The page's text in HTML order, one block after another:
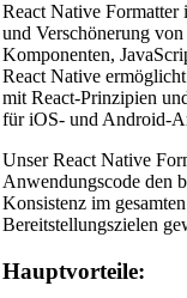
React Native Formatter
und Verschönerung
Komponenten,
React Native
mit React-Prinzipien
für iOS- und Android-
Unser React Native
Anwendungscode den
Konsistenz im
Bereitstellungszielen
Hauptvorteile: